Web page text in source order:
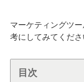
マーケティングツ
考にしてみてくださ
目次